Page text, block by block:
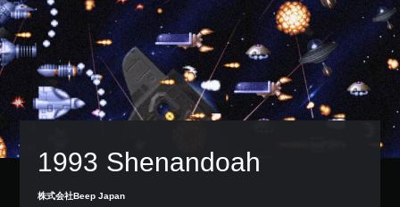
1993 Shenandoah
株式会社Beep Japan